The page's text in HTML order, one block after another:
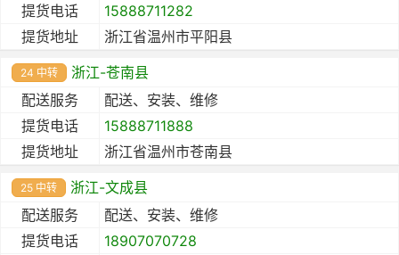
提货电话
15888711282
提货地址
浙江省温州市平阳县
24 中转
浙江-苍南县
配送服务
配送、安装、维修
提货电话
15888711888
提货地址
浙江省温州市苍南县
25 中转
浙江-文成县
配送服务
配送、安装、维修
提货电话
18907070728